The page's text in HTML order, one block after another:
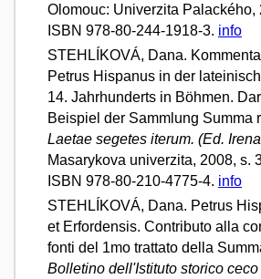
Olomouc: Univerzita Palackého,
ISBN 978-80-244-1918-3. info
STEHLÍKOVÁ, Dana.
Petrus Hispanus in der
14. Jahrhunderts in Böhmen.
Beispiel der Sammlung Summa
Laetae segetes iterum. (Ed.
Masarykova univerzita, 2008, s.
ISBN 978-80-210-4775-4. info
STEHLÍKOVÁ, Dana. Petrus
et Erfordensis. Contributo alla
fonti del 1mo trattato della
Bolletino dell'Istituto storico